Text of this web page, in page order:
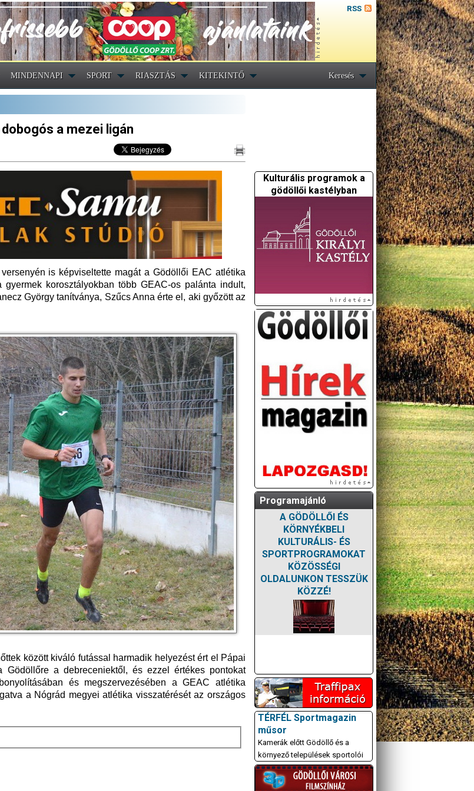
RSS
MINDENNAPI SPORT RIASZTÁS KITEKINTŐ Keresés
a mezei ligán
is képviseltette magát a Gödöllői EAC atlétika
korosztályokban több GEAC-os palánta indult,
György tanítványa, Szűcs Anna érte el, aki győzött az
között kiváló futással harmadik helyezést ért el Pápai
a debreceniektől, és ezzel értékes pontokat
és megszervezésében a GEAC atlétika
a Nógrád megyei atlétika visszatérését az országos
Kulturális programok a
gödöllői kastélyban
Programajánló
A GÖDÖLLŐI ÉS
KÖRNYÉKBELI
KULTURÁLIS- ÉS
SPORTPROGRAMOKAT
KÖZÖSSÉGI
OLDALUNKON TESSZÜK
KÖZZÉ!
TÉRFÉL Sportmagazin
műsor
Kamerák előtt Gödöllő és a
környező települések sportolói